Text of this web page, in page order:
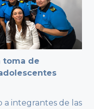
toma de
a integrantes de las